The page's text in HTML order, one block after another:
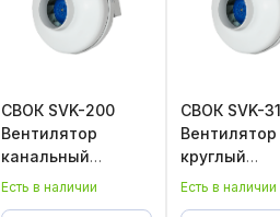
СВОК SVK-200
Вентилятор
канальный
круглый
Есть в наличии
СВОК SVK-
Вентилятор
круглый
канальный
Есть в наличии